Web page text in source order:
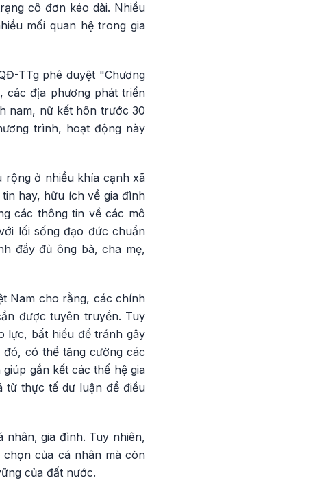
cô đơn kéo dài. Nhiều
mối quan hệ trong gia
TTg phê duyệt "Chương
các địa phương phát triển
nam, nữ kết hôn trước 30
trình, hoạt động này
rộng ở nhiều khía cạnh xã
hay, hữu ích về gia đình
các thông tin về các mô
lối sống đạo đức chuẩn
đầy đủ ông bà, cha mẹ,
Nam cho rằng, các chính
được tuyên truyền. Tuy
lực, bất hiếu để tránh gây
có thể tăng cường các
gắn kết các thế hệ gia
từ thực tế dư luận để điều
nhân, gia đình. Tuy nhiên,
của cá nhân mà còn
của đất nước.